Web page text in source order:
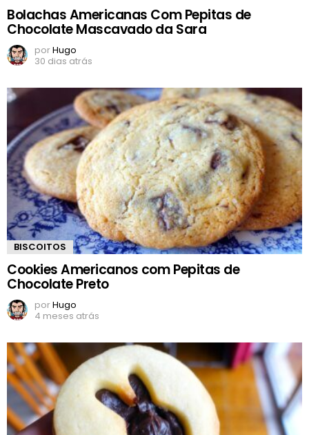
Bolachas Americanas Com Pepitas de
Chocolate Mascavado da Sara
porHugo
30 dias atrás
BISCOITOS
Cookies Americanos com Pepitas de
Chocolate Preto
porHugo
4 meses atrás